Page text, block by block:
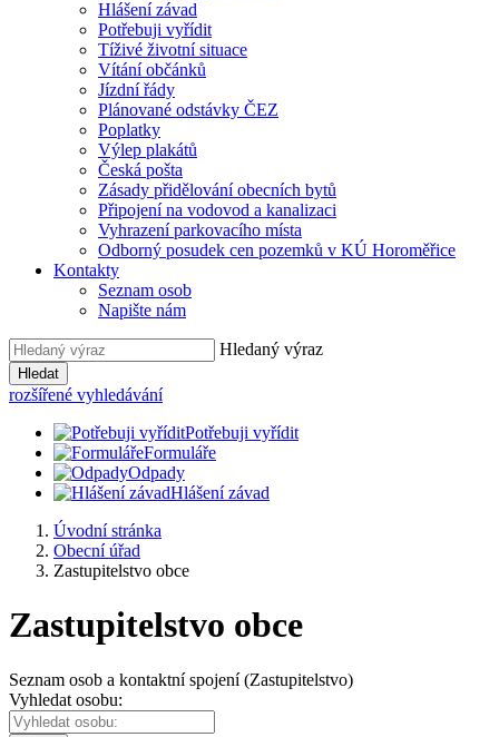
Hlášení závad
Potřebuji vyřídit
Tíživé životní situace
Vítání občánků
Jízdní řády
Plánované odstávky ČEZ
Poplatky
Výlep plakátů
Česká pošta
Zásady přidělování obecních bytů
Připojení na vodovod a kanalizaci
Vyhrazení parkovacího místa
Odborný posudek cen pozemků v KÚ Horoměřice
Kontakty
Seznam osob
Napište nám
Hledaný výraz
Hledat
rozšířené vyhledávání
Potřebuji vyřídit
Formuláře
Odpady
Hlášení závad
Úvodní stránka
Obecní úřad
Zastupitelstvo obce
Zastupitelstvo obce
Seznam osob a kontaktní spojení (Zastupitelstvo)
Vyhledat osobu: